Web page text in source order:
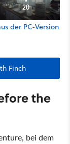
20
der PC-Version
Finch
the
bei dem